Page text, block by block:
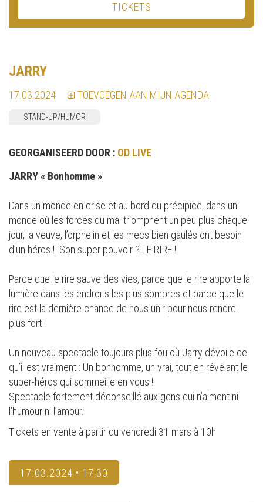
TICKETS
JARRY
17.03.2024 TOEVOEGEN AAN MIJN AGENDA
STAND-UP/HUMOR
GEORGANISEERD DOOR : OD LIVE
JARRY « Bonhomme »
Dans un monde en crise et au bord du précipice, dans un
monde où les forces du mal triomphent un peu plus chaque
jour, la veuve, l’orphelin et les mecs bien gaulés ont besoin
d’un héros ! Son super pouvoir ? LE RIRE !
Parce que le rire sauve des vies, parce que le rire apporte la
lumière dans les endroits les plus sombres et parce que le
rire est la dernière chance de nous unir pour nous rendre
plus fort !
Un nouveau spectacle toujours plus fou où Jarry dévoile ce
qu’il est vraiment : Un bonhomme, un vrai, tout en révélant le
super-héros qui sommeille en vous !
Spectacle fortement déconseillé aux gens qui n’aiment ni
l’humour ni l’amour.
Tickets en vente à partir du vendredi 31 mars à 10h
17.03.2024 • 17:30